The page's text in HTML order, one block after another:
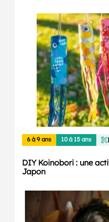
6 à 9 ans 10 à 15 ans
DIY Koinobori : une
Japon